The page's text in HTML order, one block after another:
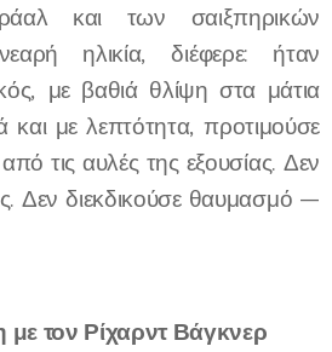
και των σαιξπηρικών
ηλικία, διέφερε: ήταν
με βαθιά θλίψη στα μάτια
και με λεπτότητα, προτιμούσε
τις αυλές της εξουσίας. Δεν
Δεν διεκδικούσε θαυμασμό —
τον Ρίχαρντ Βάγκνερ